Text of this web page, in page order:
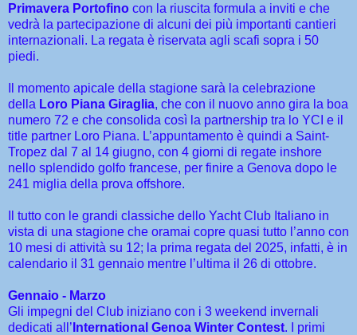
Primavera Portofino con la riuscita formula a inviti e che
vedrà la partecipazione di alcuni dei più importanti cantieri
internazionali. La regata è riservata agli scafi sopra i 50
piedi.
Il momento apicale della stagione sarà la celebrazione
della Loro Piana Giraglia, che con il nuovo anno gira la boa
numero 72 e che consolida così la partnership tra lo YCI e il
title partner Loro Piana. L’appuntamento è quindi a Saint-
Tropez dal 7 al 14 giugno, con 4 giorni di regate inshore
nello splendido golfo francese, per finire a Genova dopo le
241 miglia della prova offshore.
Il tutto con le grandi classiche dello Yacht Club Italiano in
vista di una stagione che oramai copre quasi tutto l’anno con
10 mesi di attività su 12; la prima regata del 2025, infatti, è in
calendario il 31 gennaio mentre l’ultima il 26 di ottobre.
Gennaio - Marzo
Gli impegni del Club iniziano con i 3 weekend invernali
dedicati all’ International Genoa Winter Contest. I primi